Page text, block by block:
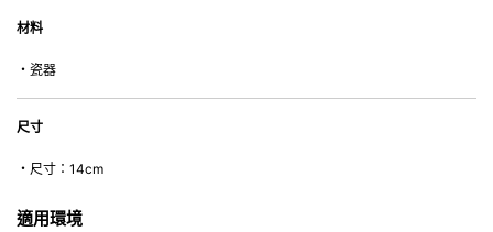
*不可直接用於熱源上
材料
・瓷器
尺寸
・尺寸：14cm
適用環境